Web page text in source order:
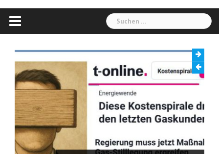
Suchen
nach: